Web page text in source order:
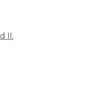
II.